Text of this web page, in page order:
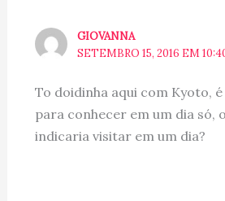
GIOVANNA
SETEMBRO 15, 2016 EM
To doidinha aqui com Kyoto,
para conhecer em um dia só,
indicaria visitar em um dia?